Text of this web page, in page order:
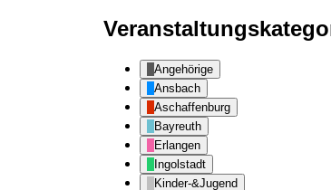
Angehörige
Ansbach
Aschaffenburg
Bayreuth
Erlangen
Ingolstadt
Kinder-&Jugend